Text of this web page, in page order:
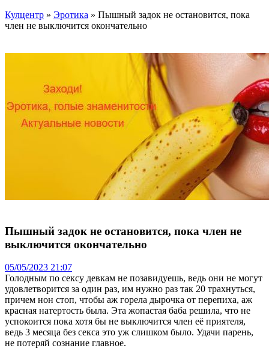
Кулцентр » Эротика » Пышный задок не остановится, пока
член не выключится окончательно
Пышный задок не остановится, пока член не
выключится окончательно
05/05/2023 21:07
Голодным по сексу девкам не позавидуешь, ведь они не могут
удовлетворится за один раз, им нужно раз так 20 трахнуться,
причем нон стоп, чтобы аж горела дырочка от перепиха, аж
красная натертость была. Эта жопастая баба решила, что не
успокоится пока хотя бы не выключится член её приятеля,
ведь 3 месяца без секса это уж слишком было. Удачи парень,
не потеряй сознание главное.